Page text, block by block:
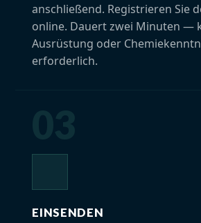
anschließend. Registrieren Sie
online. Dauert zwei Minuten —
Ausrüstung oder
erforderlich.
EINSENDEN